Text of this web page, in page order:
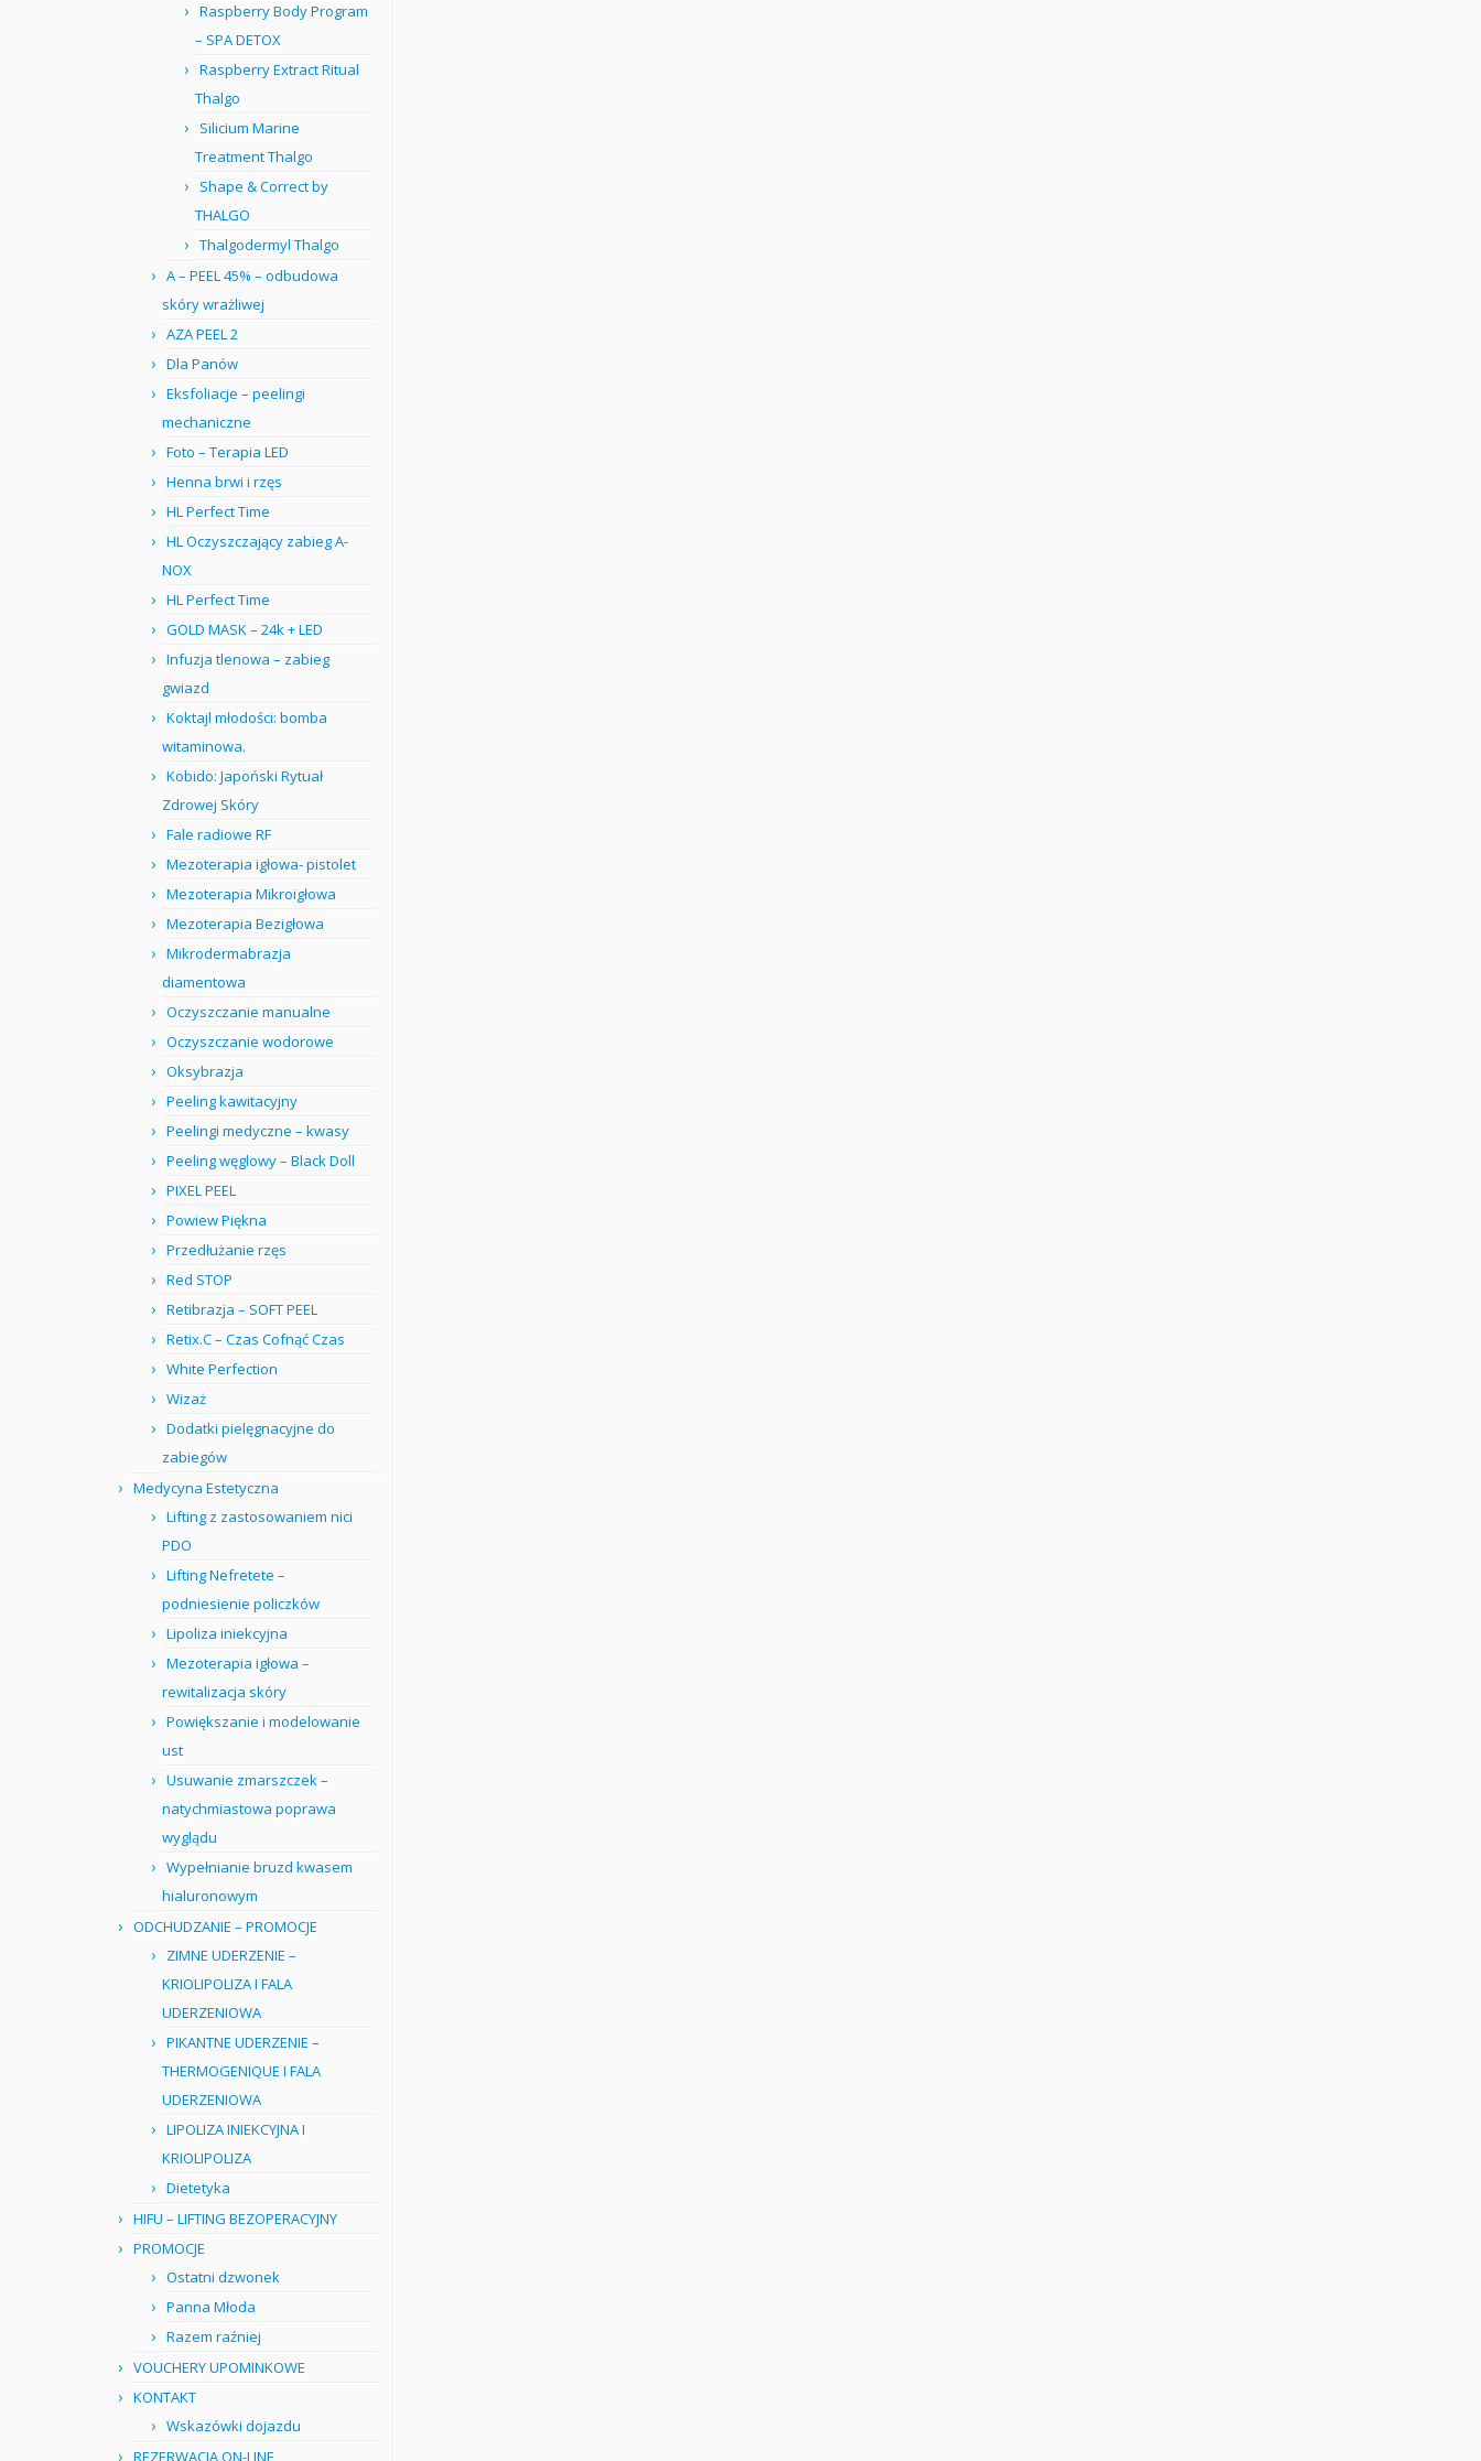
Raspberry Body Program
– SPA DETOX
Raspberry Extract Ritual
Thalgo
Silicium Marine
Treatment Thalgo
Shape & Correct by
THALGO
Thalgodermyl Thalgo
A – PEEL 45% – odbudowa
skóry wrażliwej
AZA PEEL 2
Dla Panów
Eksfoliacje – peelingi
mechaniczne
Foto – Terapia LED
Henna brwi i rzęs
HL Perfect Time
HL Oczyszczający zabieg A-
NOX
HL Perfect Time
GOLD MASK – 24k + LED
Infuzja tlenowa – zabieg
gwiazd
Koktajl młodości: bomba
witaminowa.
Kobido: Japoński Rytuał
Zdrowej Skóry
Fale radiowe RF
Mezoterapia igłowa- pistolet
Mezoterapia Mikroigłowa
Mezoterapia Bezigłowa
Mikrodermabrazja
diamentowa
Oczyszczanie manualne
Oczyszczanie wodorowe
Oksybrazja
Peeling kawitacyjny
Peelingi medyczne – kwasy
Peeling węglowy – Black Doll
PIXEL PEEL
Powiew Piękna
Przedłużanie rzęs
Red STOP
Retibrazja – SOFT PEEL
Retix.C – Czas Cofnąć Czas
White Perfection
Wizaż
Dodatki pielęgnacyjne do
zabiegów
Medycyna Estetyczna
Lifting z zastosowaniem nici
PDO
Lifting Nefretete –
podniesienie policzków
Lipoliza iniekcyjna
Mezoterapia igłowa –
rewitalizacja skóry
Powiększanie i modelowanie
ust
Usuwanie zmarszczek –
natychmiastowa poprawa
wyglądu
Wypełnianie bruzd kwasem
hialuronowym
ODCHUDZANIE – PROMOCJE
ZIMNE UDERZENIE –
KRIOLIPOLIZA I FALA
UDERZENIOWA
PIKANTNE UDERZENIE –
THERMOGENIQUE I FALA
UDERZENIOWA
LIPOLIZA INIEKCYJNA I
KRIOLIPOLIZA
Dietetyka
HIFU – LIFTING BEZOPERACYJNY
PROMOCJE
Ostatni dzwonek
Panna Młoda
Razem raźniej
VOUCHERY UPOMINKOWE
KONTAKT
Wskazówki dojazdu
REZERWACJA ON-LINE